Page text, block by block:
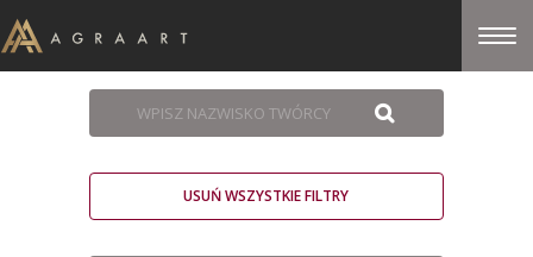
USUŃ WSZYSTKIE FILTRY